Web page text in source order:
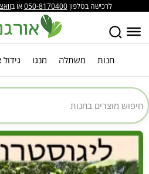
לרכישה בטלפון050-8170400או ב
חנות משתלה מנגו